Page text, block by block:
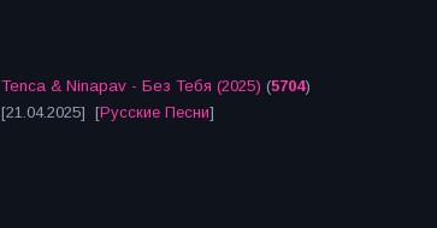
Tenca & Ninapav - Без Тебя (2025) (5704)
[21.04.2025] [Русские Песни]